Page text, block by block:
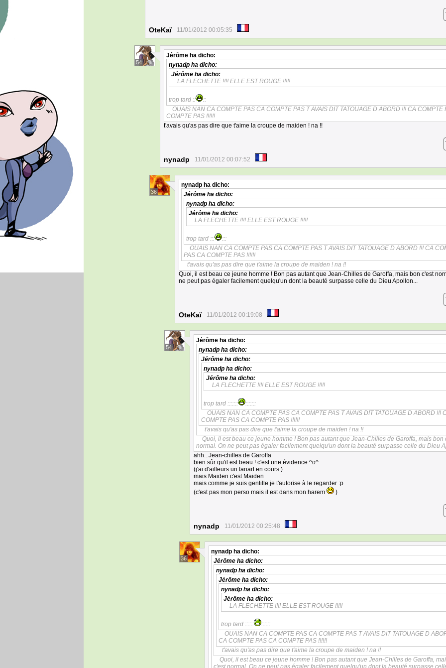
OteKaï 11/01/2012 00:05:35
54
Jérôme ha dicho:
nynadp ha dicho:
Jérôme ha dicho:
LA FLECHETTE !!!! ELLE EST ROUGE !!!!!
trop tard ::
::
OUAIS NAN CA COMPTE PAS CA COMPTE PAS T AVAIS DIT TATOUAGE D ABORD !!! CA COMPTE
COMPTE PAS !!!!!!
t'avais qu'as pas dire que t'aime la croupe de maiden ! na !!
nynadp 11/01/2012 00:07:52
36
nynadp ha dicho:
Jérôme ha dicho:
nynadp ha dicho:
Jérôme ha dicho:
LA FLECHETTE !!!! ELLE EST ROUGE !!!!!
trop tard :::
:::
OUAIS NAN CA COMPTE PAS CA COMPTE PAS T AVAIS DIT TATOUAGE D ABORD !!! CA
PAS CA COMPTE PAS !!!!!!
t'avais qu'as pas dire que t'aime la croupe de maiden ! na !!
Quoi, il est beau ce jeune homme ! Bon pas autant que Jean-Chilles de Garoffa, mais bon c'est
ne peut pas égaler facilement quelqu'un dont la beauté surpasse celle du Dieu Apollon...
OteKaï 11/01/2012 00:19:08
54
Jérôme ha dicho:
nynadp ha dicho:
Jérôme ha dicho:
nynadp ha dicho:
Jérôme ha dicho:
LA FLECHETTE !!!! ELLE EST ROUGE !!!!!
trop tard :::::::
:::::::
OUAIS NAN CA COMPTE PAS CA COMPTE PAS T AVAIS DIT TATOUAGE D ABORD !!!
COMPTE PAS CA COMPTE PAS !!!!!!
t'avais qu'as pas dire que t'aime la croupe de maiden ! na !!
Quoi, il est beau ce jeune homme ! Bon pas autant que Jean-Chilles de Garoffa, mais bon
normal. On ne peut pas égaler facilement quelqu'un dont la beauté surpasse celle du Dieu
ahh...Jean-chilles de Garoffa
bien sûr qu'il est beau ! c'est une évidence ^o^
(j'ai d'ailleurs un fanart en cours )
mais Maiden c'est Maiden
mais comme je suis gentille je t'autorise à le regarder :p
(c'est pas mon perso mais il est dans mon harem
)
nynadp 11/01/2012 00:25:48
36
nynadp ha dicho:
Jérôme ha dicho:
nynadp ha dicho:
Jérôme ha dicho:
nynadp ha dicho:
Jérôme ha dicho:
LA FLECHETTE !!!! ELLE EST ROUGE !!!!!
trop tard ::::::
::::::
OUAIS NAN CA COMPTE PAS CA COMPTE PAS T AVAIS DIT TATOUAGE D
CA COMPTE PAS CA COMPTE PAS !!!!!!
t'avais qu'as pas dire que t'aime la croupe de maiden ! na !!
Quoi, il est beau ce jeune homme ! Bon pas autant que Jean-Chilles de Garoffa,
c'est normal. On ne peut pas égaler facilement quelqu'un dont la beauté surpasse